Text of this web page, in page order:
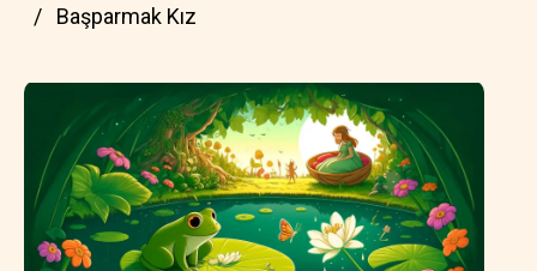
Başparmak Kız